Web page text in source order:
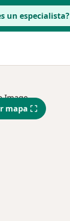
un especialista?
mapa